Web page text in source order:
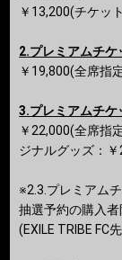
￥13,200(チケッ
2.プレミアムチケ
￥19,800(全席指
3.プレミアムチケ
￥22,000(全席指
ジナルグッズ：
※2.3.プレミアムチ
抽選予約の購入者
(EXILE TRIBE FC